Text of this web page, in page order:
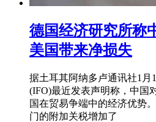
德国经济研究所称
美国带来净损失
据土耳其阿纳多卢通讯社1月
(IFO)最近发表声明称，中国
国在贸易争端中的经济优势
门的附加关税增加了